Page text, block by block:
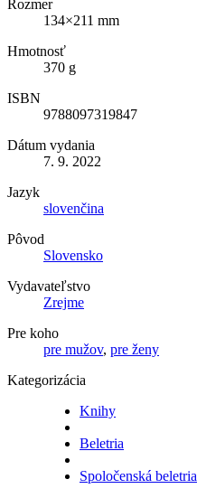
Rozmer
134×211 mm
Hmotnosť
370 g
ISBN
9788097319847
Dátum vydania
7. 9. 2022
Jazyk
slovenčina
Pôvod
Slovensko
Vydavateľstvo
Zrejme
Pre koho
pre mužov, pre ženy
Kategorizácia
Knihy
Beletria
Spoločenská beletria